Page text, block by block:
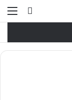
ورود